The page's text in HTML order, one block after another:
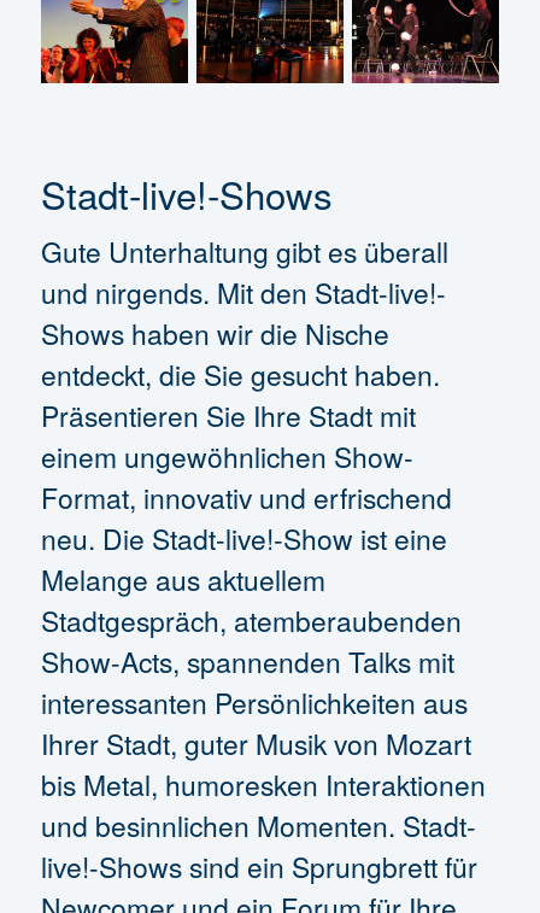
Stadt-live!-Shows
Gute Unterhaltung gibt es überall
und nirgends. Mit den Stadt-live!-
Shows haben wir die Nische
entdeckt, die Sie gesucht haben.
Präsentieren Sie Ihre Stadt mit
einem ungewöhnlichen Show-
Format, innovativ und erfrischend
neu. Die Stadt-live!-Show ist eine
Melange aus aktuellem
Stadtgespräch, atemberaubenden
Show-Acts, spannenden Talks mit
interessanten Persönlichkeiten aus
Ihrer Stadt, guter Musik von Mozart
bis Metal, humoresken Interaktionen
und besinnlichen Momenten. Stadt-
live!-Shows sind ein Sprungbrett für